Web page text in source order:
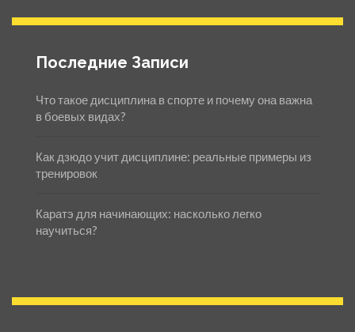
Последние Записи
Что такое дисциплина в спорте и почему она важна
в боевых видах?
Как дзюдо учит дисциплине: реальные примеры из
тренировок
Каратэ для начинающих: насколько легко
научиться?